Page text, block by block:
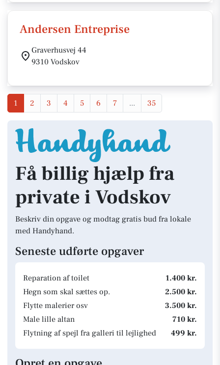
Andersen Entreprise
Graverhusvej 44
9310 Vodskov
1 2 3 4 5 6 7 ... 35
Få billig hjælp fra
private i Vodskov
Beskriv din opgave og modtag gratis bud fra lokale
med Handyhand.
Seneste udførte opgaver
Reparation af toilet
1.400 kr.
Hegn som skal sættes op.
2.500 kr.
Flytte malerier osv
3.500 kr.
Male lille altan
710 kr.
Flytning af spejl fra galleri til lejlighed
499 kr.